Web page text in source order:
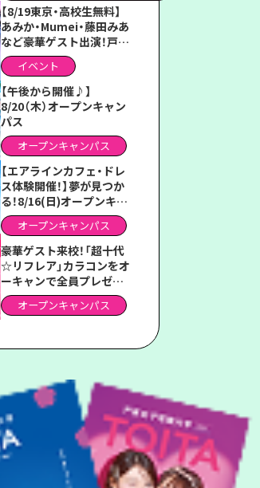
【8/19東京・高校生無料】
あみか・Mumei・藤田みあ
など豪華ゲスト出演！戸板
女子短期大学「放課後フェ
ス2026」
イベント
【午後から開催♪】
8/20（木）オープンキャン
パス
オープンキャンパス
【エアラインカフェ・ドレ
ス体験開催！】夢が見つか
る！8/16(日)オープンキャ
ンパス
オープンキャンパス
豪華ゲスト来校！「超十代
☆リフレア」カラコンをオ
ーキャンで全員プレゼン
ト！
オープンキャンパス